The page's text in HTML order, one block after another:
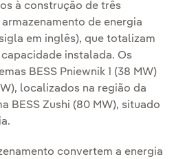
à construção de três
de energia
em inglês), que totalizam
instalada. Os
BESS Pniewnik 1 (38 MW)
localizados na região da
BESS Zushi (80 MW), situado
convertem a energia